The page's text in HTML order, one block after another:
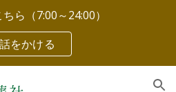
Skip to navigation
ら（7:00～24:00）
をかける